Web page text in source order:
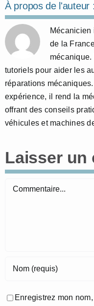
À propos de l'auteur :
Mécanicien
de la
tutoriels pour aider les
réparations
expérience, il rend la
offrant des conseils
véhicules et machines
Laisser un
Commentaire
Enregistrez mon